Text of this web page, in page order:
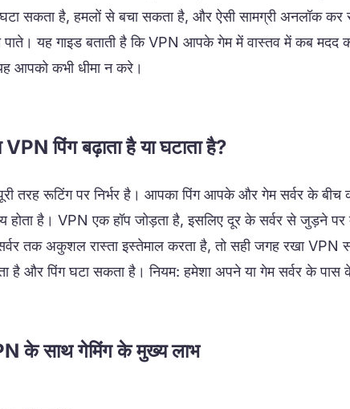
घटा सकता है, हमलों से बचा सकता है, और ऐसी सामग्री अनलॉक
पाते। यह गाइड बताती है कि VPN आपके गेम में वास्तव में कब
आपको कभी धीमा न करे।
VPN पिंग बढ़ाता है या घटाता है?
तरह रूटिंग पर निर्भर है। आपका पिंग आपके और गेम सर्वर के बीच
होता है। VPN एक हॉप जोड़ता है, इसलिए दूर के सर्वर से जुड़ने पर
तक अकुशल रास्ता इस्तेमाल करता है, तो सही जगह रखा VPN
है और पिंग घटा सकता है। नियम: हमेशा अपने या गेम सर्वर के
के साथ गेमिंग के मुख्य लाभ